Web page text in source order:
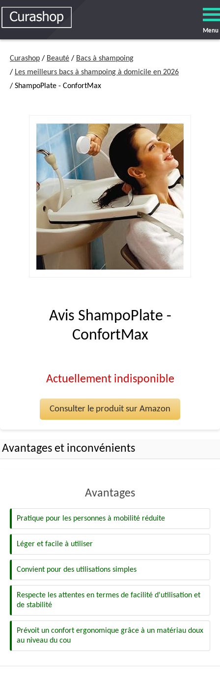
Menu
Curashop / Beauté / Bacs à shampoing
/ Les meilleurs bacs à shampoing à domicile en 2026
/ ShampoPlate - ConfortMax
Avis ShampoPlate -
ConfortMax
Actuellement indisponible
Consulter le produit sur Amazon
Avantages et inconvénients
Avantages
Pratique pour les personnes à mobilité réduite
Léger et facile à utiliser
Convient pour des utilisations simples
Respecte les attentes en termes de facilité d'utilisation et
de stabilité
Prévoit un confort ergonomique grâce à un matériau doux
au niveau du cou